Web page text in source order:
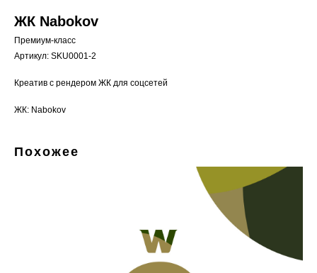
ЖК Nabokov
Премиум-класс
Артикул: SKU0001-2
Креатив с рендером ЖК для соцсетей
ЖК: Nabokov
Похожее